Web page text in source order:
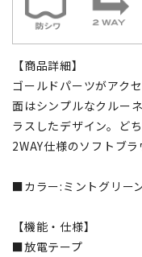
【商品詳細】
ゴールドパーツがアク
面はシンプルなクルー
ラスしたデザイン。ど
2WAY仕様のソフトブ
■カラー:ミントグリー
【機能・仕様】
■放電テープ